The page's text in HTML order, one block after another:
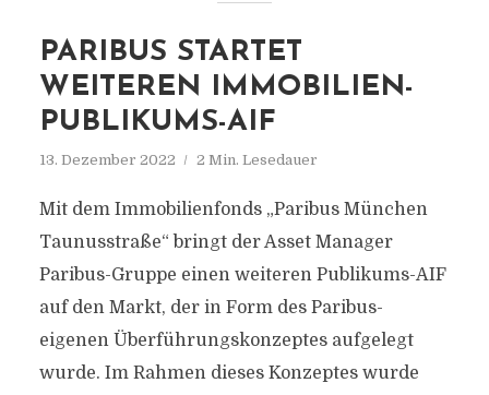
PARIBUS STARTET
WEITEREN IMMOBILIEN-
PUBLIKUMS-AIF
13. Dezember 2022 2 Min. Lesedauer
Mit dem Immobilienfonds „Paribus München
Taunusstraße“ bringt der Asset Manager
Paribus-Gruppe einen weiteren Publikums-AIF
auf den Markt, der in Form des Paribus-
eigenen Überführungskonzeptes aufgelegt
wurde. Im Rahmen dieses Konzeptes wurde